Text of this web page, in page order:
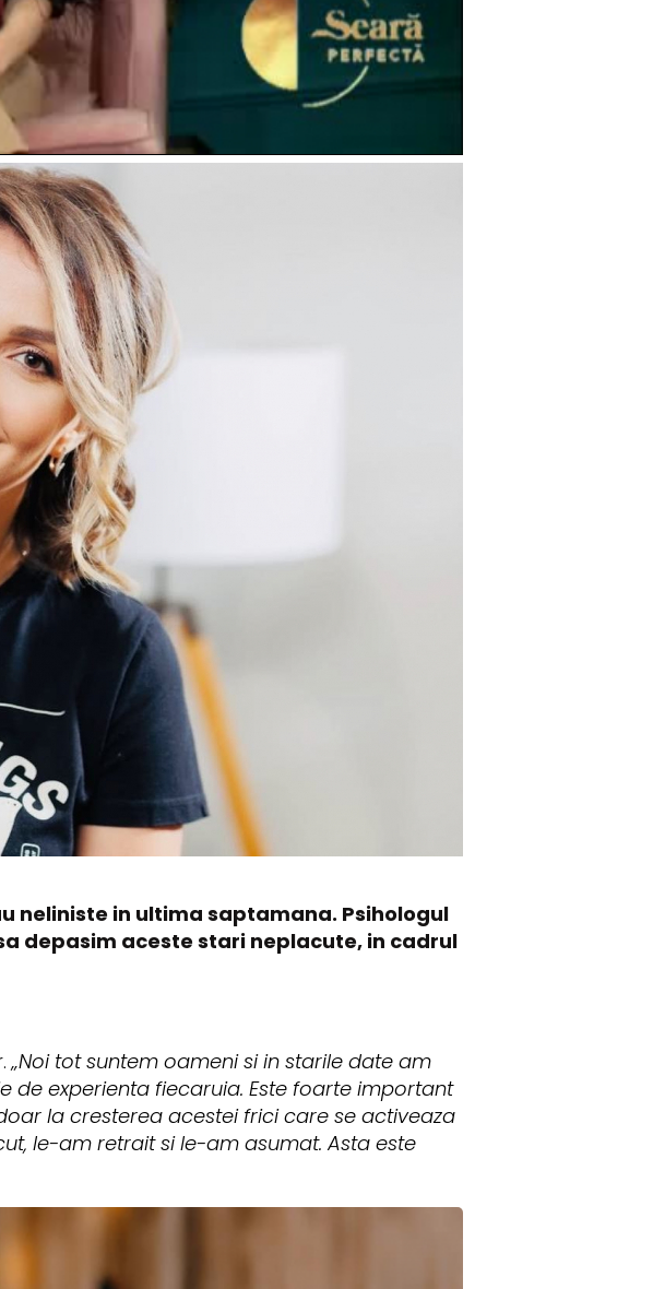
neliniste in ultima saptamana. Psihologul
depasim aceste stari neplacute, in cadrul
„Noi tot suntem oameni si in starile date am
de experienta fiecaruia. Este foarte important
la cresterea acestei frici care se activeaza
le-am retrait si le-am asumat. Asta este